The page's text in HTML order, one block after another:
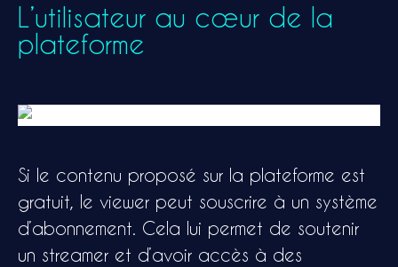
L’utilisateur au cœur de la
plateforme
Si le contenu proposé sur la plateforme est
gratuit, le viewer peut souscrire à un système
d’abonnement. Cela lui permet de soutenir
un streamer et d’avoir accès à des